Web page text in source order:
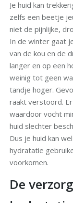
Je huid kan
zelfs een beetje
niet de pijnlijke,
In de winter gaat
van de kou en de
langer en op een
weinig tot geen
tandje hoger.
raakt verstoord.
waardoor vocht
huid slechter
Dus je huid kan
hydratatie
voorkomen.
De